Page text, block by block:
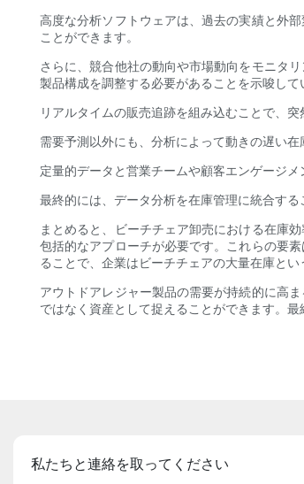
高度な分析ソフトウェアは、過去の実績と外
ことができます。
さらに、競合他社の動向や市場動向をモニタ
製品構成を調整する必要があることを示唆して
リアルタイムの販売追跡を組み込むことで、
需要予測以外にも、分析によって動きの遅い
定量的データと営業チームや顧客エンゲージ
最終的には、データ分析を在庫管理に統合す
まとめると、ビーチチェア卸売における在庫
包括的なアプローチが必要です。これらの要
ることで、企業はビーチチェアの大量在庫と
アウトドアレジャー製品の需要が持続的に高
ではなく資産として捉えることができます。
私たちと連絡を取ってください